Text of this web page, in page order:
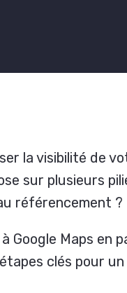
la visibilité de
sur plusieurs
référencement ?
Google Maps en
clés pour